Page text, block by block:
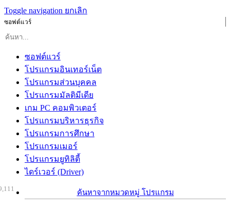
Toggle navigation ยกเลิก
ซอฟต์แวร์
ซอฟต์แวร์
โปรแกรมอินเทอร์เน็ต
โปรแกรมส่วนบุคคล
โปรแกรมมัลติมีเดีย
เกม PC คอมพิวเตอร์
โปรแกรมบริหารธุรกิจ
โปรแกรมการศึกษา
โปรแกรมเมอร์
โปรแกรมยูทิลิตี้
ไดร์เวอร์ (Driver)
ค้นหาจากหมวดหมู่ โปรแกรม